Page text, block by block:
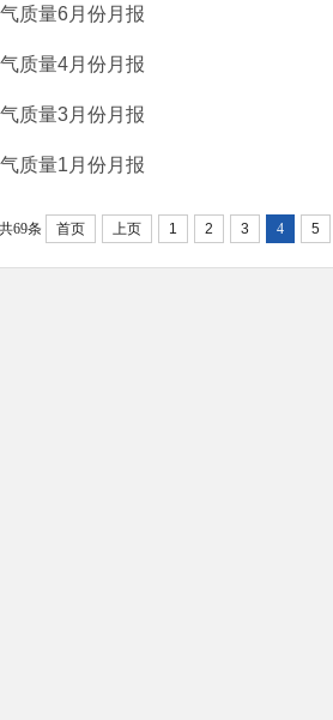
质量6月份月报
质量4月份月报
质量3月份月报
质量1月份月报
共69条 首页 上页 1 2 3 4 5